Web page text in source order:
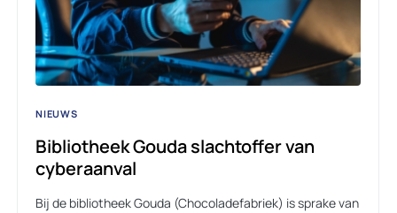
NIEUWS
Bibliotheek Gouda slachtoffer van
cyberaanval
Bij de bibliotheek Gouda (Chocoladefabriek) is sprake van